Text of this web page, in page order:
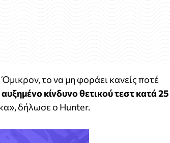
το να μη φοράει κανείς ποτέ
αυξημένο κίνδυνο θετικού τεστ κατά 25
δήλωσε ο Hunter.